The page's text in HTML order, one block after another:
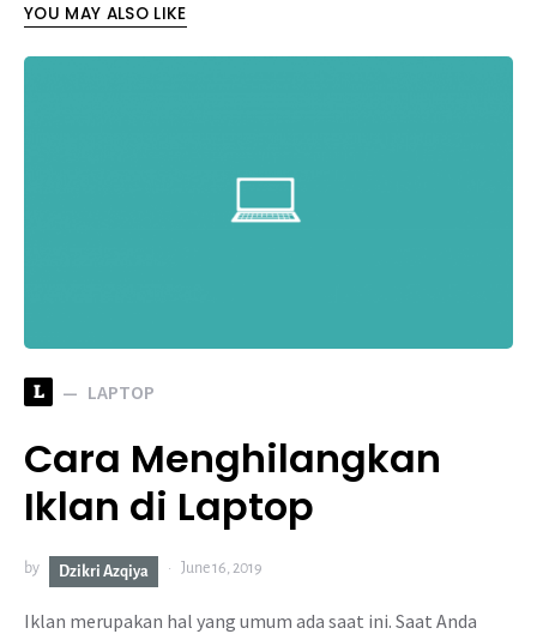
YOU MAY ALSO LIKE
L LAPTOP
Cara Menghilangkan
Iklan di Laptop
by Dzikri Azqiya June 16, 2019
Iklan merupakan hal yang umum ada saat ini. Saat Anda